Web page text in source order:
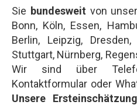
Sie bundesweit von
Bonn, Köln, Essen,
Berlin, Leipzig, Dresden,
Stuttgart, Nürnberg,
Wir sind über
Kontaktformular oder
Unsere